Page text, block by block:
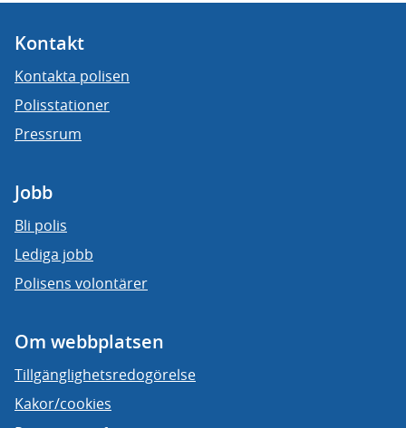
Kontakt
Kontakta polisen
Polisstationer
Pressrum
Jobb
Bli polis
Lediga jobb
Polisens volontärer
Om webbplatsen
Tillgänglighetsredogörelse
Kakor/cookies